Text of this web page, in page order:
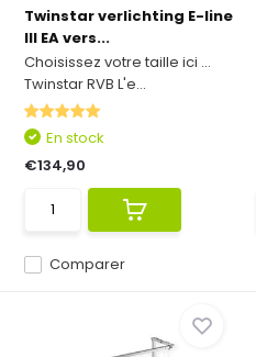
Twinstar verlichting E-line
III EA vers...
Choisissez votre taille ici ...
Twinstar RVB L'e...
Comparer
En stock
€134,90